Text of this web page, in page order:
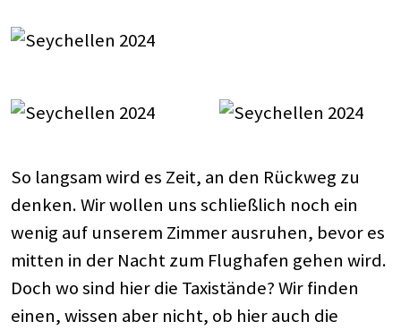
So langsam wird es Zeit, an den Rückweg zu
denken. Wir wollen uns schließlich noch ein
wenig auf unserem Zimmer ausruhen, bevor es
mitten in der Nacht zum Flughafen gehen wird.
Doch wo sind hier die Taxistände? Wir finden
einen, wissen aber nicht, ob hier auch die